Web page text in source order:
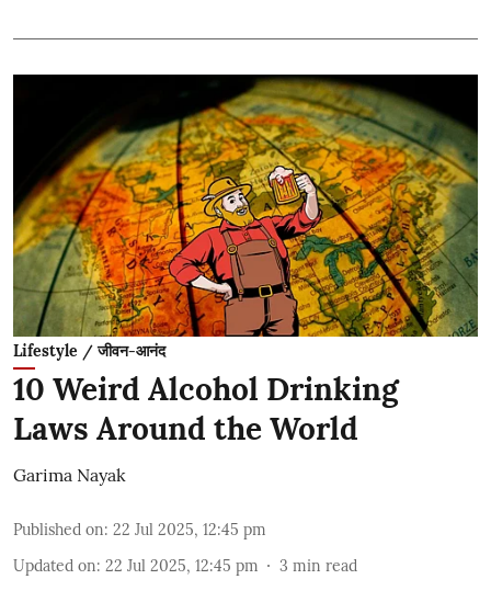
Lifestyle / जीवन-आनंद
10 Weird Alcohol Drinking
Laws Around the World
Garima Nayak
Published on: 22 Jul 2025, 12:45 pm
Updated on: 22 Jul 2025, 12:45 pm 3 min read